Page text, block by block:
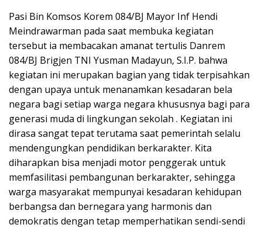
Pasi Bin Komsos Korem 084/BJ Mayor Inf Hendi
Meindrawarman pada saat membuka kegiatan
tersebut ia membacakan amanat tertulis Danrem
084/BJ Brigjen TNI Yusman Madayun, S.I.P. bahwa
kegiatan ini merupakan bagian yang tidak terpisahkan
dengan upaya untuk menanamkan kesadaran bela
negara bagi setiap warga negara khususnya bagi para
generasi muda di lingkungan sekolah . Kegiatan ini
dirasa sangat tepat terutama saat pemerintah selalu
mendengungkan pendidikan berkarakter. Kita
diharapkan bisa menjadi motor penggerak untuk
memfasilitasi pembangunan berkarakter, sehingga
warga masyarakat mempunyai kesadaran kehidupan
berbangsa dan bernegara yang harmonis dan
demokratis dengan tetap memperhatikan sendi-sendi